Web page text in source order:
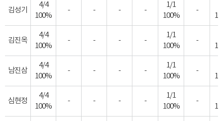
김성기
4/4
100%
- - - -
1/1
100%
-
김진옥
4/4
100%
- - - -
1/1
100%
-
남진삼
4/4
100%
- - - -
1/1
100%
-
심현정
4/4
100%
- - - -
1/1
100%
-